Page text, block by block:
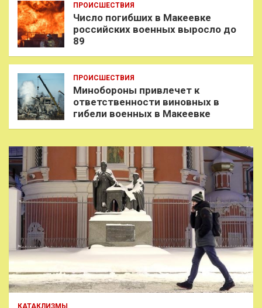
ПРОИСШЕСТВИЯ
Число погибших в Макеевке
российских военных выросло до
89
ПРОИСШЕСТВИЯ
Минобороны привлечет к
ответственности виновных в
гибели военных в Макеевке